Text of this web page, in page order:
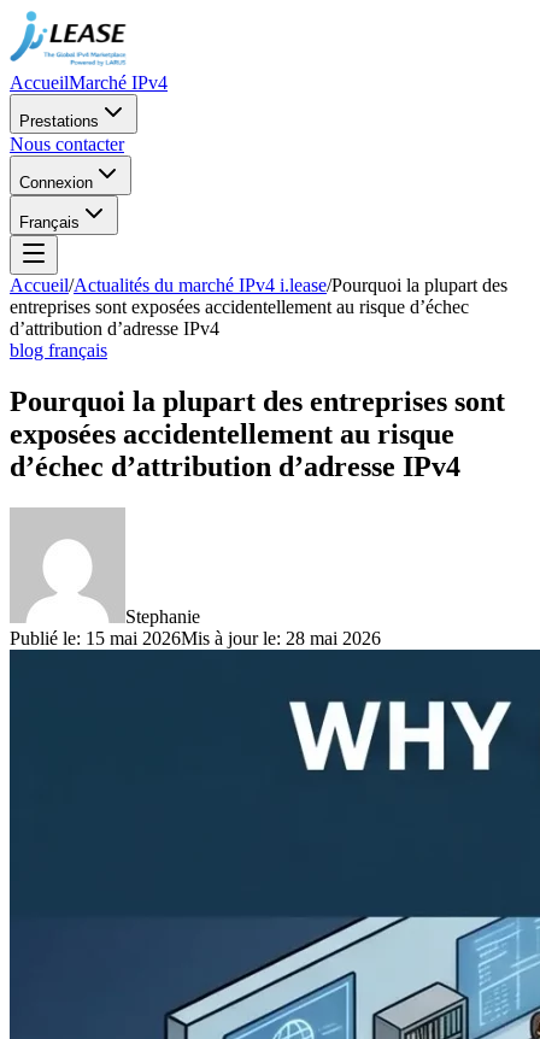
AccueilMarché IPv4
Prestations
Nous contacter
Connexion
Français
Accueil/Actualités du marché IPv4 i.lease/Pourquoi la plupart des
entreprises sont exposées accidentellement au risque d’échec
d’attribution d’adresse IPv4
blog français
Pourquoi la plupart des entreprises sont
exposées accidentellement au risque
d’échec d’attribution d’adresse IPv4
Stephanie
Publié le: 15 mai 2026Mis à jour le: 28 mai 2026